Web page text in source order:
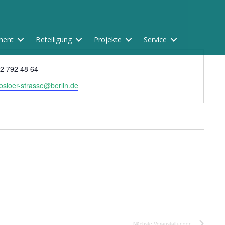
Beteiligung Projekte Service
792 48 64
strasse@berlin.de